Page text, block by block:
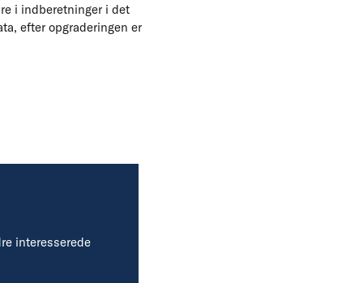
i indberetninger i det
efter opgraderingen er
interesserede